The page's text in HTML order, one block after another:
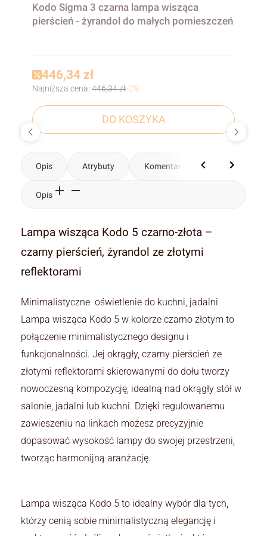
Kodo Sigma 3 czarna lampa wisząca
pierścień - żyrandol do małych pomieszczeń
446,34 zł
Najniższa cena: 446,34 zł-0%
DO KOSZYKA
Opis Atrybuty Komentarze
Opis
Lampa wisząca Kodo 5 czarno-złota –
czarny pierścień, żyrandol ze złotymi
reflektorami
Minimalistyczne oświetlenie do kuchni, jadalni
Lampa wisząca Kodo 5 w kolorze czarno złotym to
połączenie minimalistycznego designu i
funkcjonalności. Jej okrągły, czarny pierścień ze
złotymi reflektorami skierowanymi do dołu tworzy
nowoczesną kompozycję, idealną nad okrągły stół w
salonie, jadalni lub kuchni. Dzięki regulowanemu
zawieszeniu na linkach możesz precyzyjnie
dopasować wysokość lampy do swojej przestrzeni,
tworząc harmonijną aranżację.
Lampa wisząca Kodo 5 to idealny wybór dla tych,
którzy cenią sobie minimalistyczną elegancję i